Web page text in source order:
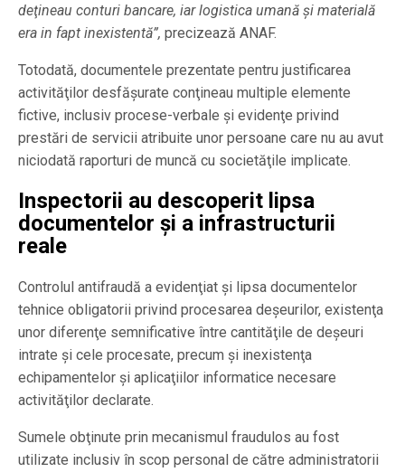
deţineau conturi bancare, iar logistica umană şi materială
era in fapt inexistentă”, precizează ANAF.
Totodată, documentele prezentate pentru justificarea
activităţilor desfăşurate conţineau multiple elemente
fictive, inclusiv procese-verbale şi evidenţe privind
prestări de servicii atribuite unor persoane care nu au avut
niciodată raporturi de muncă cu societăţile implicate.
Inspectorii au descoperit lipsa
documentelor şi a infrastructurii
reale
Controlul antifraudă a evidenţiat şi lipsa documentelor
tehnice obligatorii privind procesarea deşeurilor, existenţa
unor diferenţe semnificative între cantităţile de deşeuri
intrate şi cele procesate, precum şi inexistenţa
echipamentelor şi aplicaţiilor informatice necesare
activităţilor declarate.
Sumele obţinute prin mecanismul fraudulos au fost
utilizate inclusiv în scop personal de către administratorii